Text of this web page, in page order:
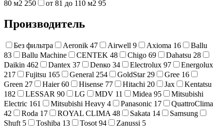
80 м2 250 от 81 до 110 м2 95
Производитель
Без фильтра Aeronik 47 Airwell 9 Axioma 16
Ballu
83
Ballu Machine CENTEK 48 Chigo 69 Dahatsu 28
Daikin 462 Dantex 37 Denко 34 Electrolux 97
Energolux
217
Fujitsu 165 General 254 GoldStar 29 Gree 16
Green 27 Haier 60 Hisense 77 Hitachi 20 Jax
Kentatsu
182
LESSAR 90 LG MDV 11 Midea 95
Mitsubishi
Electric 161 Mitsubishi Heavy 4 Panasonic 17
QuattroClima
42
Roda 17 ROYAL CLIMA 48 Sakata 14
Samsung
Shuft 5 Toshiba 13 Tosot 94 Zanussi 5